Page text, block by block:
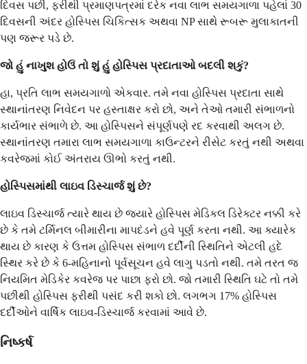
દિવસ પછી, ફરીથી પ્રમાણપત્રમાં દરેક નવા લાભ સમયગાળા પહેલાં 30
દિવસની અંદર હોસ્પિસ ચિકિત્સક અથવા NP સાથે રૂબરૂ મુલાકાતની
પણ જરૂર પડે છે.
જો હું નાખુશ હોઉં તો શું હું હોસ્પિસ પ્રદાતાઓ બદલી શકું?
હા, પ્રતિ લાભ સમયગાળો એકવાર. તમે નવા હોસ્પિસ પ્રદાતા સાથે
સ્થાનાંતરણ નિવેદન પર હસ્તાક્ષર કરો છો, અને તેઓ તમારી સંભાળનો
કાર્યભાર સંભાળે છે. આ હોસ્પિસને સંપૂર્ણપણે રદ કરવાથી અલગ છે.
સ્થાનાંતરણ તમારા લાભ સમયગાળા કાઉન્ટરને રીસેટ કરતું નથી અથવા
કવરેજમાં કોઈ અંતરાય ઊભો કરતું નથી.
હોસ્પિસમાંથી લાઇવ ડિસ્ચાર્જ શું છે?
લાઇવ ડિસ્ચાર્જ ત્યારે થાય છે જ્યારે હોસ્પિસ મેડિકલ ડિરેક્ટર નક્કી કરે
છે કે તમે ટર્મિનલ બીમારીના માપદંડને હવે પૂર્ણ કરતા નથી. આ ક્યારેક
થાય છે કારણ કે ઉત્તમ હોસ્પિસ સંભાળ દર્દીની સ્થિતિને એટલી હદે
સ્થિર કરે છે કે 6-મહિનાનો પૂર્વસૂચન હવે લાગુ પડતો નથી. તમે તરત જ
નિયમિત મેડિકેર કવરેજ પર પાછા ફરો છો. જો તમારી સ્થિતિ ઘટે તો તમે
પછીથી હોસ્પિસ ફરીથી પસંદ કરી શકો છો. લગભગ 17% હોસ્પિસ
દર્દીઓને વાર્ષિક લાઇવ-ડિસ્ચાર્જ કરવામાં આવે છે.
નિષ્કર્ષ